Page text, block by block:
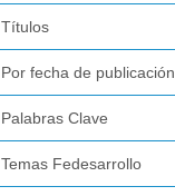
Títulos
Por fecha de publicación
Palabras Clave
Temas Fedesarrollo